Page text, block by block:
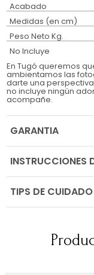
Acabado
Medidas (en cm)
Peso Neto Kg.
No Incluye
En Tugó queremos
ambientamos las
darte una
no incluye ningún
acompañe.
GARANTIA
INSTRUCCIONES
TIPS DE CUIDADO